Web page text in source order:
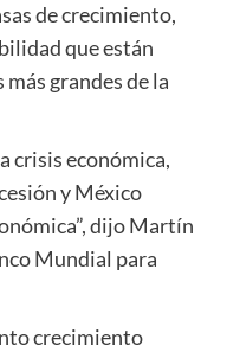
de crecimiento,
que están
grandes de la
crisis económica,
y México
dijo Martín
Mundial para
crecimiento